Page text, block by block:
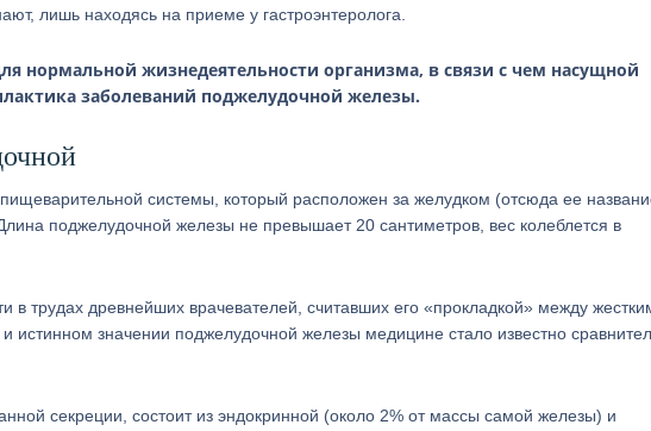
лишь находясь на приеме у гастроэнтеролога.
нормальной жизнедеятельности организма, в связи с чем насущной
заболеваний поджелудочной железы.
системы, который расположен за желудком (отсюда ее
поджелудочной железы не превышает 20 сантиметров, вес колеблется в
трудах древнейших врачевателей, считавших его «прокладкой» между
истинном значении поджелудочной железы медицине стало известно
секреции, состоит из эндокринной (около 2% от массы самой железы) и